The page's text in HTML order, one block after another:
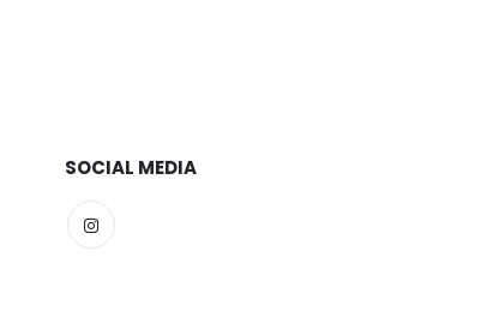
SOCIAL MEDIA